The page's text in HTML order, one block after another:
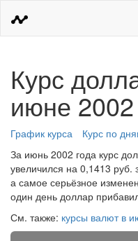
Курс
июне 2002
График курса
Курс по
За июнь 2002 года курс
увеличился на 0,1413 руб.
а самое серьёзное
один день доллар
См. также: курсы валют в